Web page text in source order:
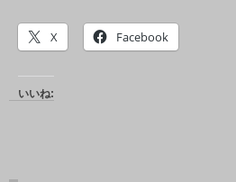
X Facebook
いいね: